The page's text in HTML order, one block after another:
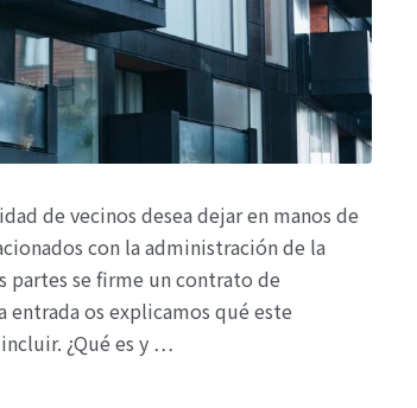
de vecinos desea dejar en manos de
con la administración de la
partes se firme un contrato de
entrada os explicamos qué este
¿Qué es y …